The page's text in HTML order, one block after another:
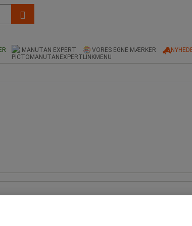
MANUTAN EXPERT VORES EGNE MÆRKER